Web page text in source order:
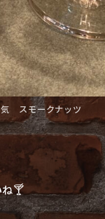
スモークナッツ
🍸